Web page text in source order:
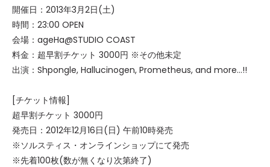
開催日：2013年3月2日(土)
時間：23:00 OPEN
会場：ageHa@STUDIO COAST
料金：超早割チケット 3000円 ※その他未定
出演：Shpongle, Hallucinogen, Prometheus, and more...!!
[チケット情報]
超早割チケット 3000円
発売日：2012年12月16日(日) 午前10時発売
※ソルスティス・オンラインショップにて発売
※先着100枚(数が無くなり次第終了)